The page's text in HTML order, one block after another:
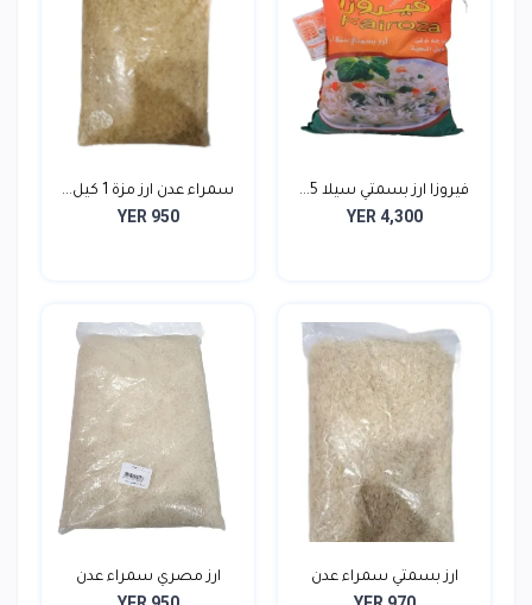
فيروزا ارز بسمتي سيلا 5...
YER 4,300
سمراء عدن ارز مزة 1 كيل...
YER 950
ارز بسمتي سمراء عدن ارز مصري سمراء عدن